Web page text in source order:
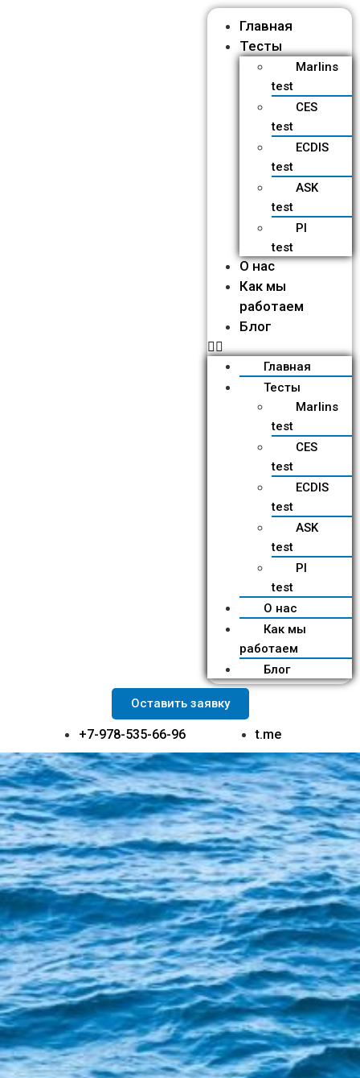
Главная
Тесты
Marlins
test
CES
test
ECDIS
test
ASK
test
PI
test
О нас
Как мы
работаем
Блог
Главная
Тесты
Marlins
test
CES
test
ECDIS
test
ASK
test
PI
test
О нас
Как мы
работаем
Блог
Оставить заявку
+7-978-535-66-96 t.me